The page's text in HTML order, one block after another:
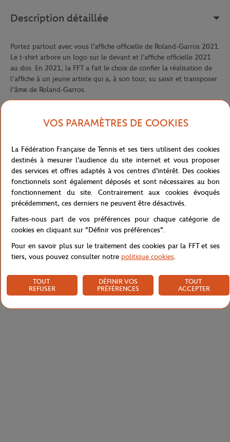
Description détaillée
Portez partout avec vous l'affiche officielle de Roland-Garros 2021.
Le t-shirt arbore un logo sur le devant et l'affiche officielle 2021
au dos. En 2021, la FFT a fait le choix de confier la réalisation de
l’affiche à un jeune artiste qui a, à son tour, su saisir et transposer
l’âme de Roland-Garros.
résonance avec l’une des grandes nouveautés de la prochaine
édition du tournoi : l’instauration des sessions de soirée.
Caractéristiques
Livraison et retours
VOS PARAMÈTRES DE COOKIES
La Fédération Française de Tennis et ses tiers utilisent des cookies
destinés à mesurer l'audience du site internet et vous proposer
des services et offres adaptés à vos centres d'intérêt. Des cookies
fonctionnels sont également déposés et sont nécessaires au bon
fonctionnement du site. Contrairement aux cookies évoqués
précédemment, ces derniers ne peuvent être désactivés.
Faites-nous part de vos préférences pour chaque catégorie de
cookies en cliquant sur "Définir vos préférences".
Pour en savoir plus sur le traitement des cookies par la FFT et ses
tiers, vous pouvez consulter notre politique cookies.
TOUT
REFUSER
DÉFINIR VOS
PRÉFÉRENCES
TOUT
ACCEPTER